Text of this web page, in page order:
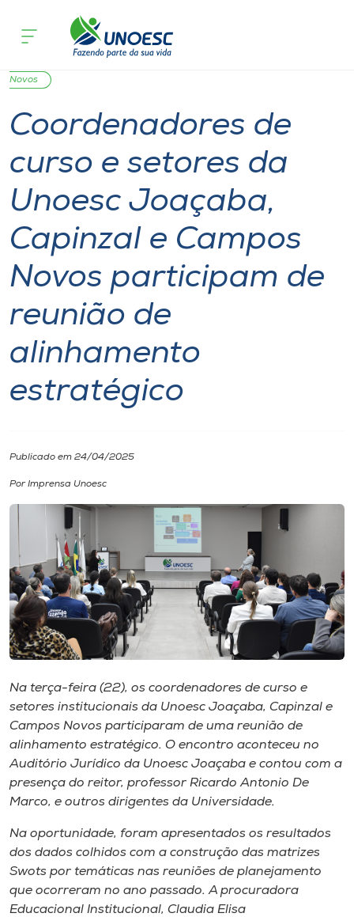
Cursos
Onde estamos
Pesquisa
Atendimento ao Estudante
Portal de Ensino
A
Internacionalização
I.nova
Cultura
Biblioteca
Editora
Museu
Unoesc
Store
Selecione
o idioma
Novos
Coordenadores de
curso e setores da
Unoesc Joaçaba,
Capinzal e Campos
Novos participam de
reunião de
alinhamento
estratégico
Publicado em 24/04/2025
Por Imprensa Unoesc
Na terça-feira (22), os coordenadores de curso e
setores institucionais da Unoesc Joaçaba, Capinzal e
Campos Novos participaram de uma reunião de
alinhamento estratégico. O encontro aconteceu no
Auditório Jurídico da Unoesc Joaçaba e contou com a
presença do reitor, professor Ricardo Antonio De
Marco, e outros dirigentes da Universidade.
Na oportunidade, foram apresentados os resultados
dos dados colhidos com a construção das matrizes
Swots por temáticas nas reuniões de planejamento
que ocorreram no ano passado. A procuradora
Educacional Institucional, Claudia Elisa